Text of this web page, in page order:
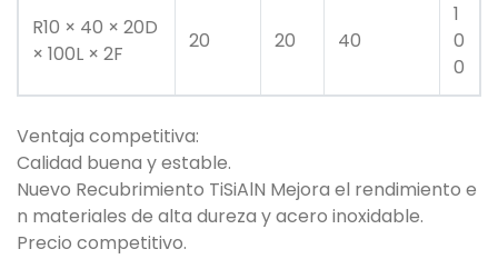
R10 × 40 × 20D
× 100L × 2F
20 20 40
1
0
0
Ventaja competitiva:
Calidad buena y estable.
Nuevo Recubrimiento TiSiAlN Mejora el rendimiento e
n materiales de alta dureza y acero inoxidable.
Precio competitivo.